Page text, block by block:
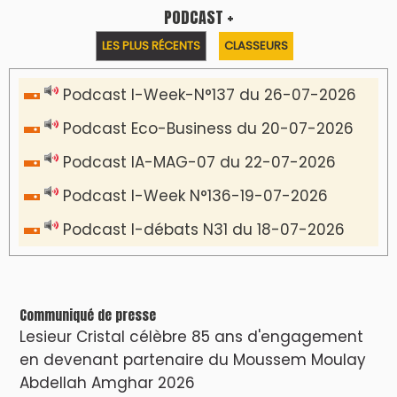
PODCAST +
LES PLUS RÉCENTS CLASSEURS
Podcast I-Week-N°137 du 26-07-2026
Podcast Eco-Business du 20-07-2026
Podcast IA-MAG-07 du 22-07-2026
Podcast I-Week N°136-19-07-2026
Podcast I-débats N31 du 18-07-2026
Communiqué de presse
Lesieur Cristal célèbre 85 ans d'engagement
en devenant partenaire du Moussem Moulay
Abdellah Amghar 2026